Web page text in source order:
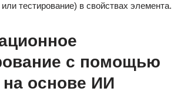
тестирование) в свойствах элемента.
с помощью
на основе ИИ